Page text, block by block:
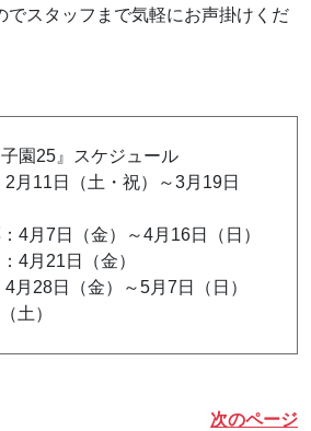
でスタッフまで気軽にお声掛けくだ
子園25』スケジュール
月11日（土・祝）～3月19日
4月7日（金）～4月16日（日）
4月21日（金）
月28日（金）～5月7日（日）
土）
次のページ